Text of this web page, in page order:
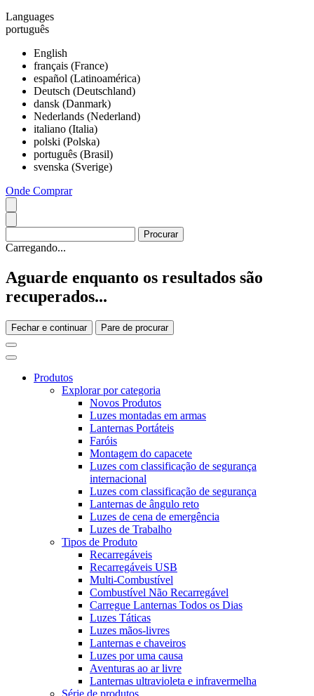
Languages
português
English
français (France)
español (Latinoamérica)
Deutsch (Deutschland)
dansk (Danmark)
Nederlands (Nederland)
italiano (Italia)
polski (Polska)
português (Brasil)
svenska (Sverige)
Onde Comprar
Carregando...
Aguarde enquanto os resultados são
recuperados...
Fechar e continuar Pare de procurar
Produtos
Explorar por categoria
Novos Produtos
Luzes montadas em armas
Lanternas Portáteis
Faróis
Montagem do capacete
Luzes com classificação de segurança
internacional
Luzes com classificação de segurança
Lanternas de ângulo reto
Luzes de cena de emergência
Luzes de Trabalho
Tipos de Produto
Recarregáveis
Recarregáveis USB
Multi-Combustível
Combustível Não Recarregável
Carregue Lanternas Todos os Dias
Luzes Táticas
Luzes mãos-livres
Lanternas e chaveiros
Luzes por uma causa
Aventuras ao ar livre
Lanternas ultravioleta e infravermelha
Série de produtos